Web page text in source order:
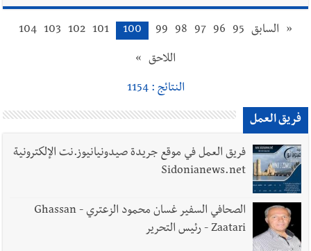
« السابق 95
96
97
98
99
100
101
102
103
104
اللاحق »
النتائج : 1154
فريق العمل
فريق العمل في موقع جريدة صيدونيانيوز.نت الإلكترونية
Sidonianews.net
الصحافي السفير غسان محمود الزعتري - Ghassan
Zaatari - رئيس التحرير